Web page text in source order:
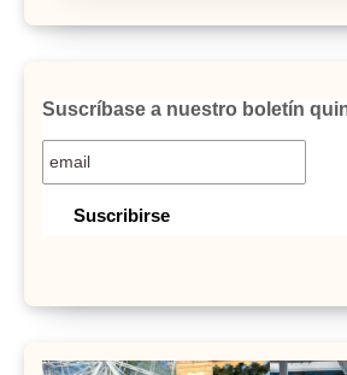
Suscríbase a nuestro boletín